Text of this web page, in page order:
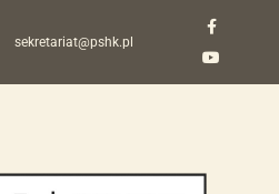
sekretariat@pshk.pl